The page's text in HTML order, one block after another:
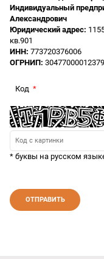
Индивидуальный
Александрович
Юридический адрес:
кв.901
ИНН: 773720376006
ОГРНИП:
Код
* буквы на русском